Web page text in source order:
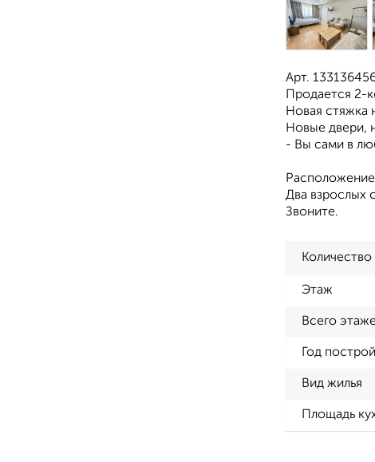
Арт.
Продается 2-
Новая стяжка
Новые двери,
- Вы сами в
Двa взрослыx
Звоните.
Этаж
Всего
Год
Вид жилья
Площадь